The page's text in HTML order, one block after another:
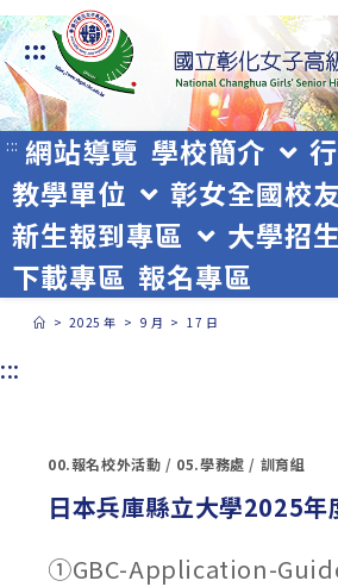
跳
轉
至
主
要
內
容
:::
::: 網站導覽 學校簡介
教學單位
彰女全國校
新生報到專區
大學招
下載專區 報名專區
> 2025 年 > 9 月 > 17 日
:::
00.報名校外活動 / 05.學務處 / 訓育組
日本兵庫縣立大學2025年
①GBC-Application-